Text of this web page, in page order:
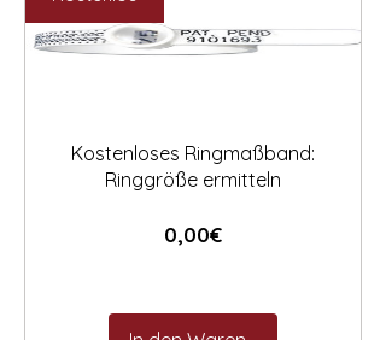
Kostenloses Ringmaßband:
Ringgröße ermitteln
0,00€Preis